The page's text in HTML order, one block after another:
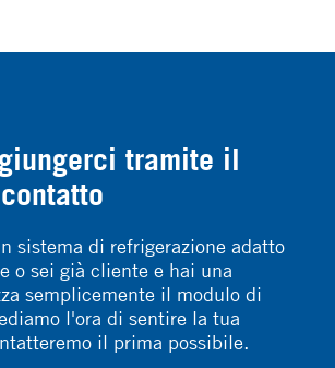
tramite il
sistema di refrigerazione adatto
o sei già cliente e hai una
semplicemente il modulo di
l'ora di sentire la tua
il prima possibile.